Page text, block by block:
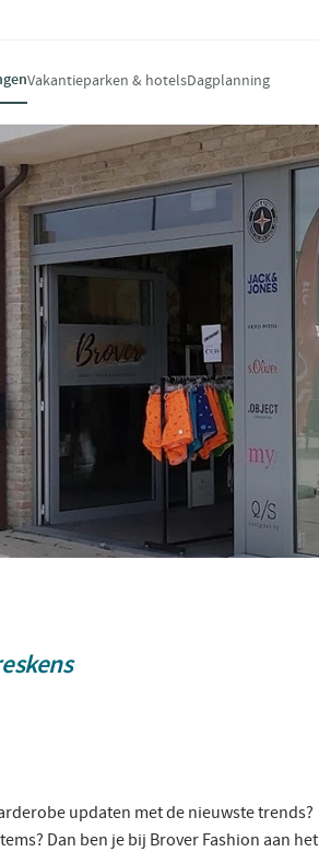
Vakantieparken & hotelsDagplanning
updaten met de nieuwste trends?
Dan ben je bij Brover Fashion aan het